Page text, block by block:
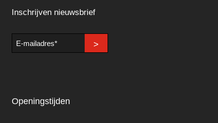
Inschrijven nieuwsbrief
E-
mailadres
>
Openingstijden